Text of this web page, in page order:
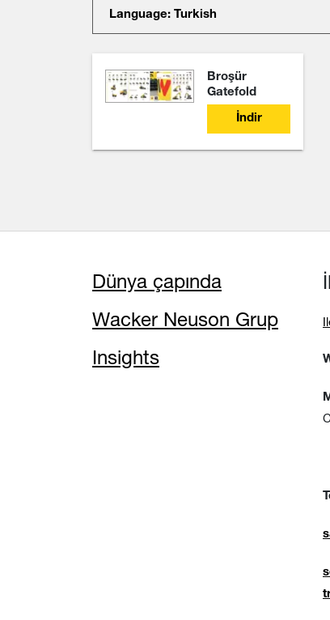
Language: Turkish
Broşür
Gatefold
İndir
Dünya çapında
Wacker Neuson Grup
Insights